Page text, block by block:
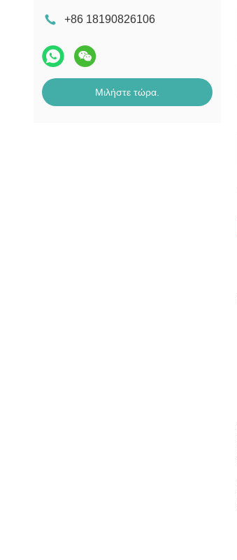
+86 18190826106
Μιλήστε τώρα.